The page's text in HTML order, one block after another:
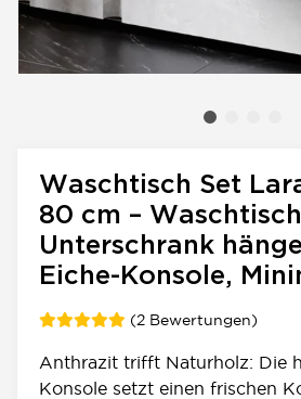
Waschtisch Set
80 cm –
Unterschrank
Eiche-Konsole,
(2 Bewertungen)
Anthrazit trifft Naturholz: Die
Konsole setzt einen frischen